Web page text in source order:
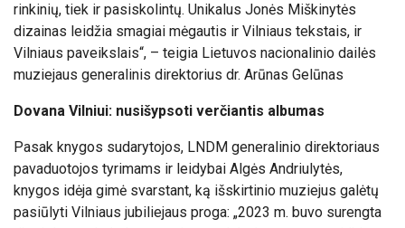
rinkinių, tiek ir pasiskolintų. Unikalus Jonės Miškinytės
dizainas leidžia smagiai mėgautis ir Vilniaus tekstais, ir
Vilniaus paveikslais“, – teigia Lietuvos nacionalinio dailės
muziejaus generalinis direktorius dr. Arūnas Gelūnas
Dovana Vilniui: nusišypsoti verčiantis albumas
Pasak knygos sudarytojos, LNDM generalinio direktoriaus
pavaduotojos tyrimams ir leidybai Algės Andriulytės,
knygos idėja gimė svarstant, ką išskirtinio muziejus galėtų
pasiūlyti Vilniaus jubiliejaus proga: „2023 m. buvo surengta